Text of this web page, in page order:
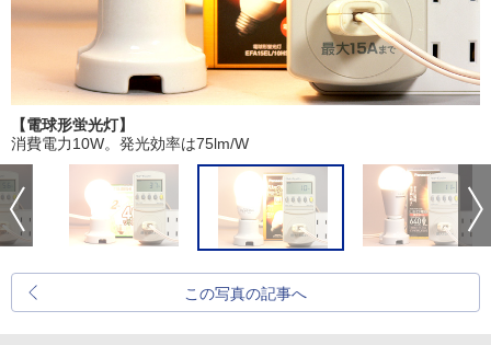
【電球形蛍光灯】
消費電力10W。発光効率は75lm/W
この写真の記事へ